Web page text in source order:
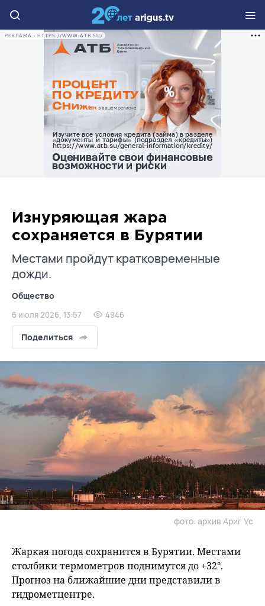
РЕКЛАМА • HTTPS://WWW.ATB.SU/
Изнуряющая жара
сохраняется в Бурятии
Местами пройдут кратковременные
дожди.
Общество
6 июля 2026, 13:57 4946
Поделиться
фото: архив Ариг Ус
Жаркая погода сохранится в Бурятии. Местами
столбики термометров поднимутся до +32°.
Прогноз на ближайшие дни представили в
гидрометцентре.